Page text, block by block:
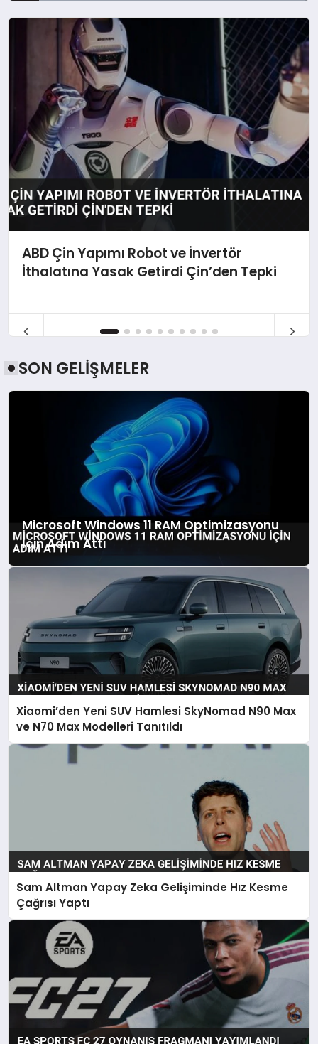
ABD Çin Yapımı Robot ve İnvertör
İthalatına Yasak Getirdi Çin’den Tepki
SON GELİŞMELER
Microsoft Windows 11 RAM Optimizasyonu
İçin Adım Attı
Xiaomi’den Yeni SUV Hamlesi SkyNomad N90 Max
ve N70 Max Modelleri Tanıtıldı
Sam Altman Yapay Zeka Gelişiminde Hız Kesme
Çağrısı Yaptı